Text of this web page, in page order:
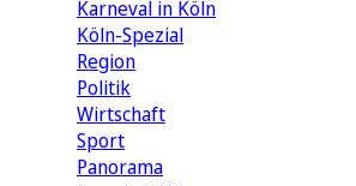
Karneval in Köln
Köln-Spezial
Region
Politik
Wirtschaft
Sport
Panorama